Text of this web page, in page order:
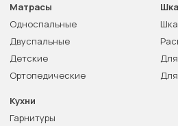
Матрасы
Односпальные
Двуспальные
Детские
Ортопедические
Кухни
Гарнитуры